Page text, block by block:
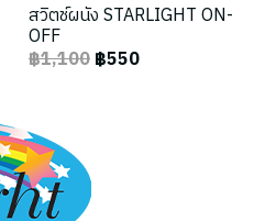
สวิตช์ผนัง STARLIGHT ON-
OFF
฿1,100฿550